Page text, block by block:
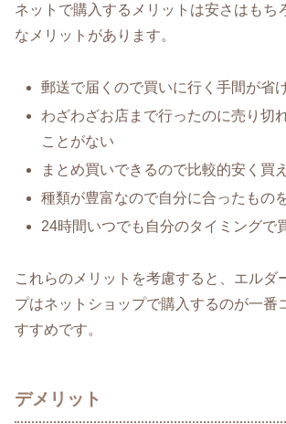
ネットで購入するメリットは安さはもち
なメリットがあります。
郵送で届くので買いに行く手間が省
わざわざお店まで行ったのに売り切
ことがない
まとめ買いできるので比較的安く買
種類が豊富なので自分に合ったもの
24時間いつでも自分のタイミングで
これらのメリットを考慮すると、エルダ
プはネットショップで購入するのが一番
すすめです。
デメリット